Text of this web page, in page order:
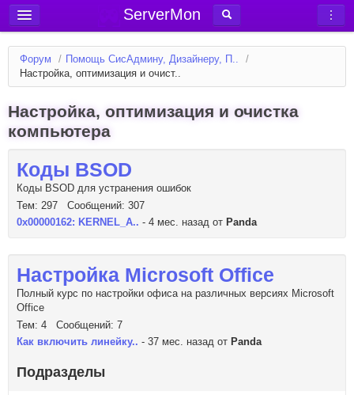
ServerMon
Добавить сервер
Мониторинг серверов
Форум
Вход в аккаунт
Форум / Помощь СисАдмину, Дизайнеру, П..
/
Настройка, оптимизация и очист..
Настройка, оптимизация и очистка
компьютера
Коды BSOD
Коды BSOD для устранения ошибок
Тем: 297 Сообщений: 307
0x00000162: KERNEL_A.. - 4 мес. назад от Panda
Настройка Microsoft Office
Полный курс по настройки офиса на различных версиях Microsoft
Office
Тем: 4 Сообщений: 7
Как включить линейку.. - 37 мес. назад от Panda
Подразделы